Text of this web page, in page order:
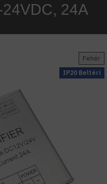
24A
IP20 Beltéri
Fehér